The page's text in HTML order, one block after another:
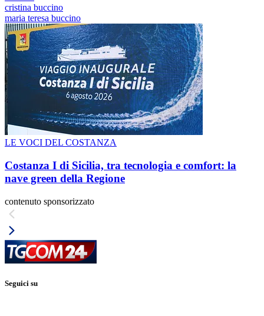
cristina buccino
maria teresa buccino
LE VOCI DEL COSTANZA
Costanza I di Sicilia, tra tecnologia e comfort: la
nave green della Regione
contenuto sponsorizzato
Seguici su